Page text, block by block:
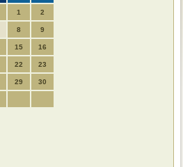
1 2
8 9
15 16
22 23
29 30